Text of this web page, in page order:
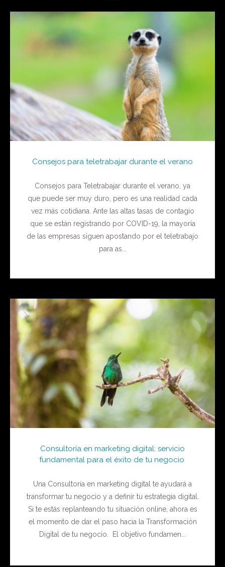
Consejos para teletrabajar durante el verano
Consejos para Teletrabajar durante el verano, ya
que puede ser muy duro, pero es una realidad cada
vez más cotidiana. Ante las altas tasas de contagio
que se están registrando por COVID-19, la mayoría
de las empresas siguen apostando por el teletrabajo
para as...
Consultoría en marketing digital: servicio
fundamental para el éxito de tu negocio
Una Consultoría en marketing digital te ayudará a
transformar tu negocio y a definir tu estrategia digital.
Si te estás replanteando tu situación online, ahora es
el momento de dar el paso hacia la Transformación
Digital de tu negocio. El objetivo fundamen...